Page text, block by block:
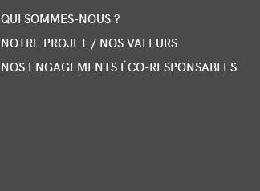
QUI SOMMES-NOUS ?
NOTRE PROJET / NOS VALEURS
NOS ENGAGEMENTS ÉCO-RESPONSABLES